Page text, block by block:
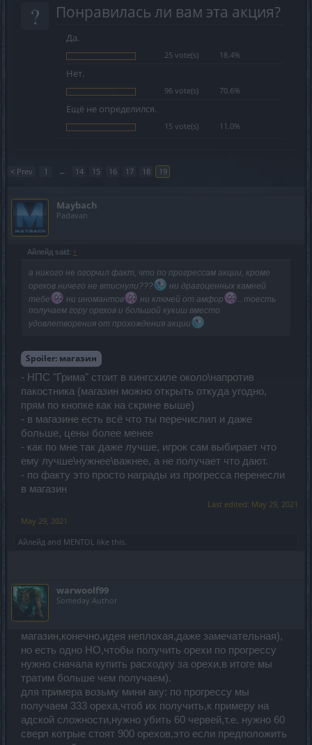
? Понравилась ли вам эта акция?
Да.
25 vote(s) 18.4%
Нет.
96 vote(s) 70.6%
Ещё не определился.
15 vote(s) 11.0%
< Prev 1 ← 14 15 16 17 18 19
Maybach
Padavan
Айлейд said: ↑
а никого не огорчил факт, что по прогрессам акции, кроме
орехов ничего не втиснули???
ни драгоценных камней
тебе
ни иномантов ни ключей от амфор
.. тоесть
получаем гору орехов и большой кукиш вместо
удовлетворения от прохождения акции
Spoiler: магазин
- НПС "Грима" стоит в кингсхиле около\напротив
пакостника (магазин можно открыть откуда угодно,
прям по кнопке как на скрине выше)
- в магазине есть всё что ты перечислил и даже
больше, цены более менее
- как по мне так даже лучше, игрок сам выбирает что
ему лучше\нужнее\важнее, а не получает что дают.
- по факту это просто награды из прогресса перенесли
в магазин
Last edited: May 29, 2021
May 29, 2021
Айлейд and MENTOL like this.
warwoolf99
Someday Author
магазин,конечно,идея неплохая,даже замечательная),
но есть одно НО,чтобы получить орехи по прогрессу
нужно сначала купить расходку за орехи,в итоге мы
тратим больше чем получаем).
для примера возьму мини аку: по прогрессу мы
получаем 333 ореха,чтоб их получить,к примеру на
адской сложности,нужно убить 60 червей,т.е. нужно 60
сверл котрые стоят 900 орехов,это если предположить